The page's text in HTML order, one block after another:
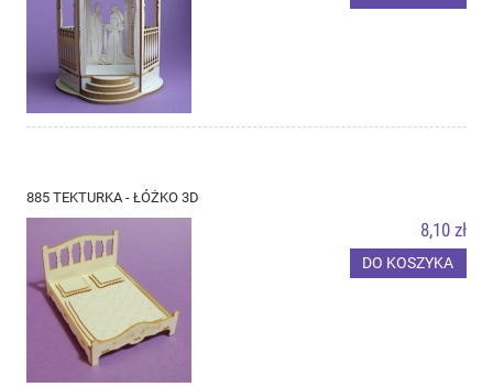
885 TEKTURKA - ŁÓŻKO 3D
8,10 zł
DO KOSZYKA